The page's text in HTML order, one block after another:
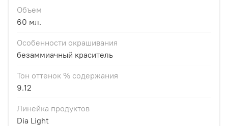
Объем
60 мл.
Особенности окрашивания
безаммиачный краситель
Тон оттенок % содержания
9.12
Линейка продуктов
Dia Light